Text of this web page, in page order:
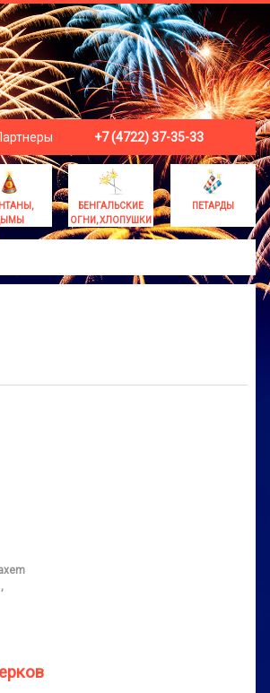
+7 (4722) 37-35-33
БЕНГАЛЬСКИЕ
ОГНИ, ХЛОПУШКИ
ПЕТАРДЫ